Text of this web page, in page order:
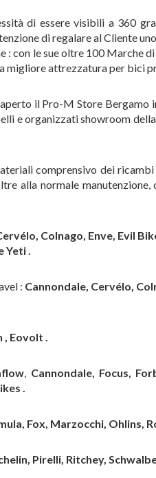
di essere visibili a 360
di regalare al Cliente
: con le sue oltre 100
migliore attrezzatura per bici
il Pro-M Store Bergamo
e organizzati showroom
comprensivo dei
alla normale
Colnago, Enve, Evil
Yeti .
: Cannondale, Cervélo,
Eovolt .
, Cannondale, Focus,
.
Fox, Marzocchi, Ohlins,
Pirelli, Ritchey,